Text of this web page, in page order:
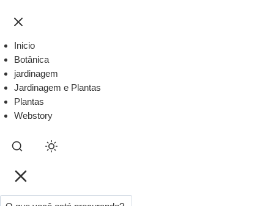
Inicio
Botânica
jardinagem
Jardinagem e Plantas
Plantas
Webstory